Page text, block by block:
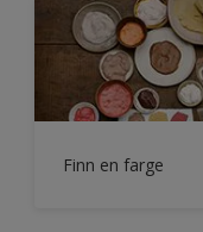
Finn en farge